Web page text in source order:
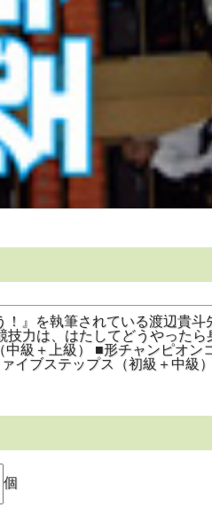
』を執筆されている渡辺貴
力は、はたしてどうやった
級＋上級） ■形チャンピオ
イブステップス（初級＋中級
個